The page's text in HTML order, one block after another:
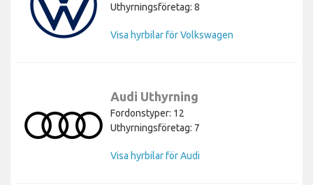
Uthyrningsföretag: 8
Visa hyrbilar för Volkswagen
Audi Uthyrning
Fordonstyper: 12
Uthyrningsföretag: 7
Visa hyrbilar för Audi